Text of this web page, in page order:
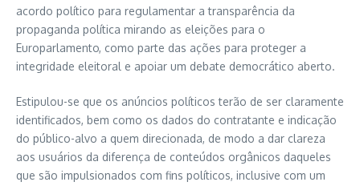
acordo político para regulamentar a transparência da
propaganda política mirando as eleições para o
Europarlamento, como parte das ações para proteger a
integridade eleitoral e apoiar um debate democrático aberto.
Estipulou-se que os anúncios políticos terão de ser claramente
identificados, bem como os dados do contratante e indicação
do público-alvo a quem direcionada, de modo a dar clareza
aos usuários da diferença de conteúdos orgânicos daqueles
que são impulsionados com fins políticos, inclusive com um